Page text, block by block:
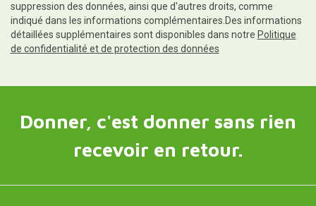
suppression des données, ainsi que d'autres droits, comme
indiqué dans les informations complémentaires.Des informations
détaillées supplémentaires sont disponibles dans notre Politique
de confidentialité et de protection des données
Donner, c'est donner sans rien
recevoir en retour.